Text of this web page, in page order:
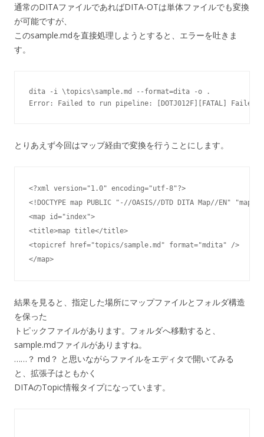
通常のDITAファイルであればDITA-OTは単体ファイルでも変換
が可能ですが、
このsample.mdを直接処理しようとすると、エラーを吐きま
す。
dita -i \topics\sample.md --format=dita -o .
Error: Failed to run pipeline: [DOTJ012F][FATAL]
とりあえず今回はマップ経由で変換を行うことにします。
<?xml version="1.0" encoding="utf-8"?>
<!DOCTYPE map PUBLIC "-//OASIS//DTD DITA Map//EN"
<map id="index">
<title>map title</title>
<topicref href="topics/sample.md" format="mdita" />
</map>
結果を見ると、指定した場所にマップファイルとフォルダ構造
を保った
トピックファイルがあります。フォルダへ移動すると、
sample.mdファイルがありますね。
……？ md？ と思いながらファイルをエディタで開いてみる
と、拡張子はともかく
DITAのTopic情報タイプになっています。